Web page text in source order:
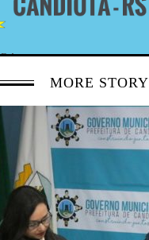
MORE STORY
Municipal